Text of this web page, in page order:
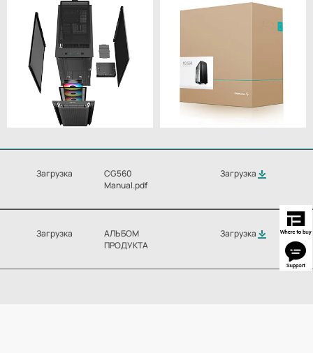
Загрузка
CG560
Manual.pdf
Загрузка
Загрузка
АЛЬБОМ
ПРОДУКТА
Загрузка